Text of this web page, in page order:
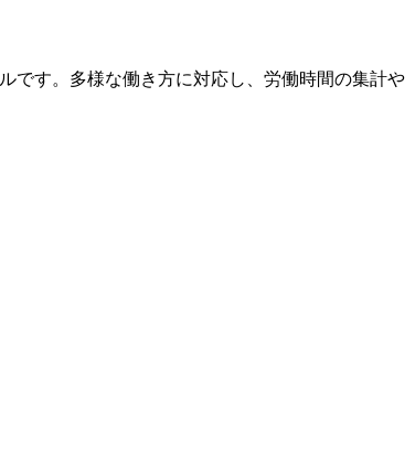
です。多様な働き方に対応し、労働時間の集計や